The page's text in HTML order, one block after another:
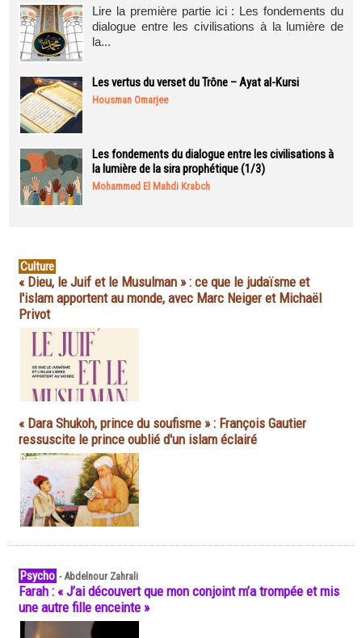
Lire la première partie ici : Les fondements du
dialogue entre les civilisations à la lumière de
la...
Les vertus du verset du Trône – Ayat al-Kursi
Housman Omarjee
Les fondements du dialogue entre les civilisations à
la lumière de la sira prophétique (1/3)
Mohammed El Mahdi Krabch
Culture
« Dieu, le Juif et le Musulman » : ce que le judaïsme et
l'islam apportent au monde, avec Marc Neiger et Michaël
Privot
« Dara Shukoh, prince du soufisme » : François Gautier
ressuscite le prince oublié d'un islam éclairé
Psycho -Abdelnour Zahrali
Farah : « J’ai découvert que mon conjoint m’a trompée et mis
une autre fille enceinte »